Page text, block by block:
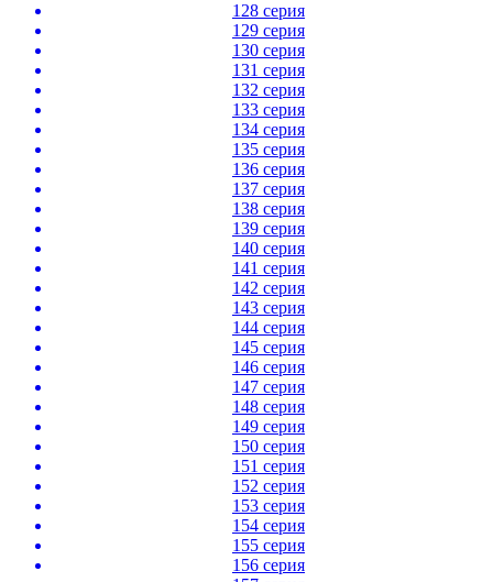
128 серия
129 серия
130 серия
131 серия
132 серия
133 серия
134 серия
135 серия
136 серия
137 серия
138 серия
139 серия
140 серия
141 серия
142 серия
143 серия
144 серия
145 серия
146 серия
147 серия
148 серия
149 серия
150 серия
151 серия
152 серия
153 серия
154 серия
155 серия
156 серия